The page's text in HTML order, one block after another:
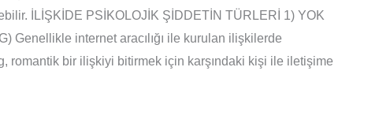
İLİŞKİDE PSİKOLOJİK ŞİDDETİN TÜRLERİ 1) YOK
Genellikle internet aracılığı ile kurulan ilişkilerde
romantik bir ilişkiyi bitirmek için karşındaki kişi ile iletişime